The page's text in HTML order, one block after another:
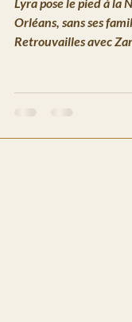
Lyra pose le pied à la
Orléans, sans ses
Retrouvailles avec